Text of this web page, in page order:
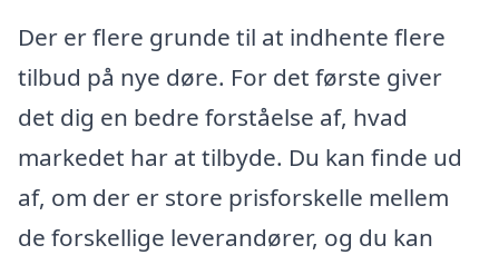
Der er flere grunde til at indhente flere
tilbud på nye døre. For det første giver
det dig en bedre forståelse af, hvad
markedet har at tilbyde. Du kan finde ud
af, om der er store prisforskelle mellem
de forskellige leverandører, og du kan